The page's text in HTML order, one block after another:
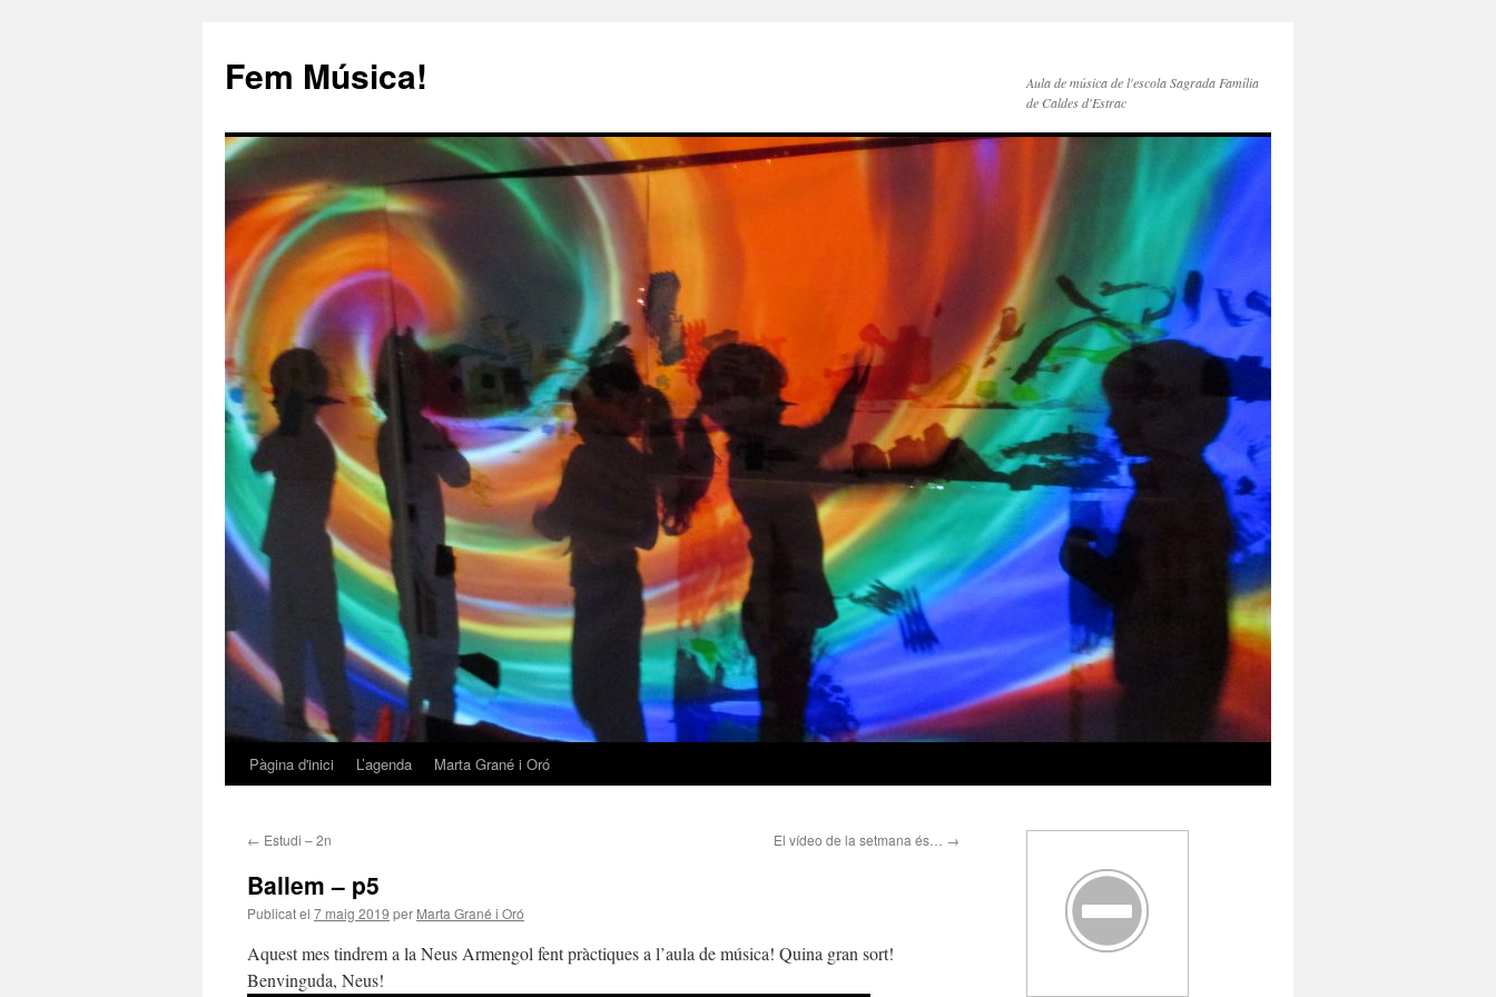
Fem Música!
Aula de música de l'escola Sagrada Família
de Caldes d'Estrac
Vés
contingut
Pàgina d'inici L’agenda Marta Grané i Oró
← Estudi – 2n El vídeo de la setmana és… →
Ballem – p5
Publicat el 7 maig 2019 per Marta Grané i Oró
Aquest mes tindrem a la Neus Armengol fent pràctiques a l’aula de música! Quina gran sort!
Benvinguda, Neus!